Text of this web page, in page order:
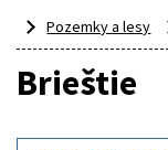
Pozemky a lesy
Brieštie